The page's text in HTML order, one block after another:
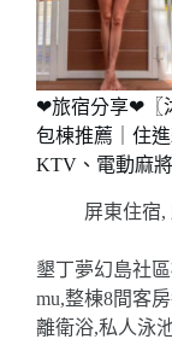
❤旅宿分享❤〖
包棟推薦｜住
KTV、電動麻
屏東住宿,
墾丁夢幻島社
mu,整棟8間客
離衛浴,私人泳